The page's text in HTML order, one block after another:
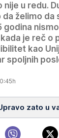
nije u redu.
želimo da
godina
je reč o
kao
spoljnih
zato u